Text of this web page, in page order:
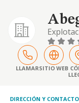
locales
detall,
LLAMARSITIO WEB
DIRECCIÓN Y CONTACTO